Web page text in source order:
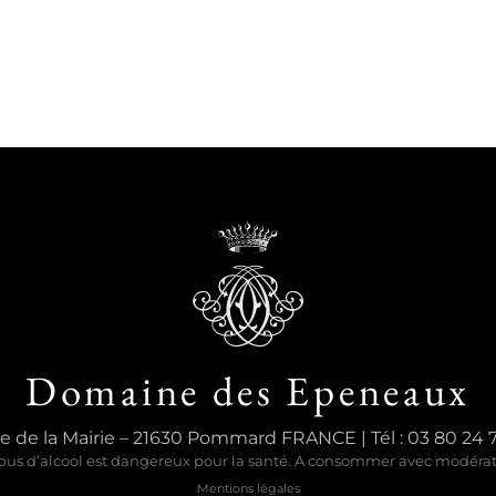
Domaine des Epeneaux
de la Mairie – 21630 Pommard FRANCE | Tél : 03 80 24
d’alcool est dangereux pour la santé. A consommer avec
Mentions légales